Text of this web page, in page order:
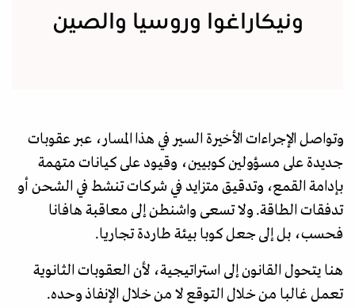
ونيكاراغوا وروسيا والصين
وتواصل الإجراءات الأخيرة السير في هذا المسار، عبر عقوبات
جديدة على مسؤولين كوبيين، وقيود على كيانات متهمة
بإدامة القمع، وتدقيق متزايد في شركات تنشط في الشحن أو
تدفقات الطاقة. ولا تسعى واشنطن إلى معاقبة هافانا
فحسب، بل إلى جعل كوبا بيئة طاردة تجاريا.
هنا يتحول القانون إلى استراتيجية، لأن العقوبات الثانوية
تعمل غالبا من خلال التوقع لا من خلال الإنفاذ وحده.